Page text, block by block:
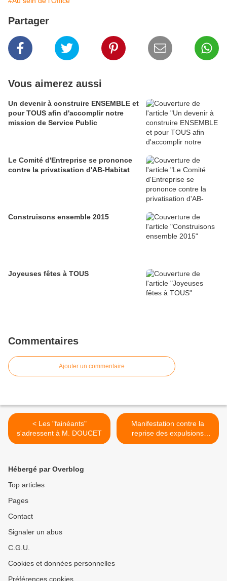
Partager
Vous aimerez aussi
Un devenir à construire ENSEMBLE et
pour TOUS afin d'accomplir notre
mission de Service Public
Le Comité d'Entreprise se prononce
contre la privatisation d'AB-Habitat
Construisons ensemble 2015
Joyeuses fêtes à TOUS
Commentaires
Ajouter un commentaire
< Les "fainéants"
s'adressent à M. DOUCET
Manifestation contre la
reprise des expulsions
locatives >
Hébergé par Overblog
Top articles
Pages
Contact
Signaler un abus
C.G.U.
Cookies et données personnelles
Préférences cookies